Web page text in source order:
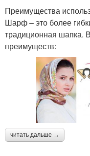
Преимущества
Шарф – это более
традиционная шапка.
преимуществ:
читать дальше →